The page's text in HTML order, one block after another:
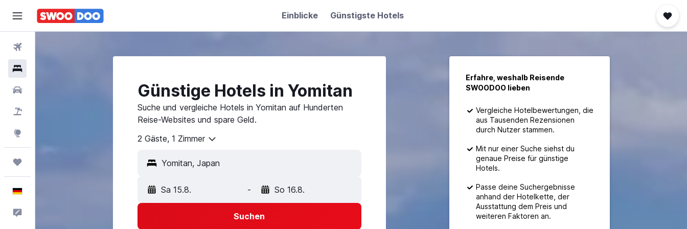
Einblicke Günstigste Hotels
Günstige Hotels in Yomitan
Suche und vergleiche Hotels in Yomitan auf Hunderten
Reise-Websites und spare Geld.
2 Gäste, 1 Zimmer
Sa 15.8. - So 16.8.
Suchen
Erfahre, weshalb Reisende
SWOODOO lieben
Vergleiche Hotelbewertungen, die
aus Tausenden Rezensionen
durch Nutzer stammen.
Mit nur einer Suche siehst du
genaue Preise für günstige
Hotels.
Passe deine Suchergebnisse
anhand der Hotelkette, der
Ausstattung dem Preis und
weiteren Faktoren an.